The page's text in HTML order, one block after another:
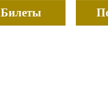
Билеты